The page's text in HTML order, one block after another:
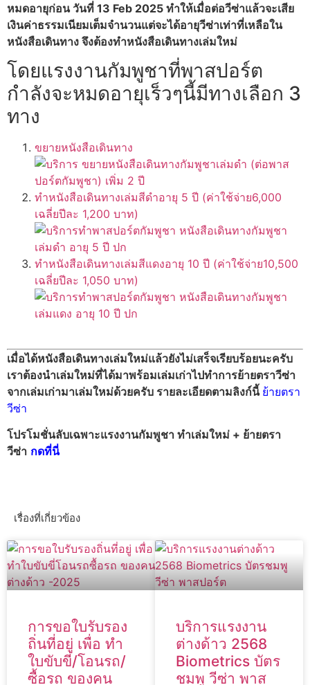
หมดอายุก่อน วันที่ 13 Feb 2025 ทำให้เมื่อต่อวีซ่าแล้วจะเสีย
เงินค่าธรรมเนียมเต็มจำนวนแต่จะได้อายุวีซ่าเท่าที่เหลือใน
หนังสือเดินทาง จึงต้องทำหนังสือเดินทางเล่มใหม่
โดยแรงงานกัมพูชาที่พาสปอร์ต
กำลังจะหมดอายุเร็วๆนี้มีทางเลือก 3
ทาง
ขยายหนังสือเดินทาง
ทำหนังสือเดินทางเล่มสีดำอายุ 5 ปี (ค่าใช้จ่าย6,000
เฉลี่ยปีละ 1,200 บาท)
ทำหนังสือเดินทางเล่มสีแดงอายุ 10 ปี (ค่าใช้จ่าย10,500
เฉลี่ยปีละ 1,050 บาท)
เมื่อได้หนังสือเดินทางเล่มใหม่แล้วยังไม่เสร็จเรียบร้อยนะครับ
เราต้องนำเล่มใหม่ที่ได้มาพร้อมเล่มเก่าไปทำการย้ายตราวีซ่า
จากเล่มเก่ามาเล่มใหม่ด้วยครับ รายละเอียดตามลิงก์นี้ ย้ายตรา
วีซ่า
โปรโมชั่นลับเฉพาะแรงงานกัมพูชา ทำเล่มใหม่ + ย้ายตรา
วีซ่า กดที่นี่
เรื่องที่เกี่ยวข้อง
การขอใบรับรอง
ถิ่นที่อยู่ เพื่อ ทำ
ใบขับขี่/โอนรถ/
ซื้อรถ ของคน
บริการแรงงาน
ต่างด้าว 2568
Biometrics บัตร
ชมพู วีซ่า พาส